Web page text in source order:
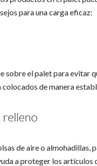
para una carga eficaz:
sobre el palet para evitar
de manera
relleno
de aire o almohadillas,
a proteger los artículos